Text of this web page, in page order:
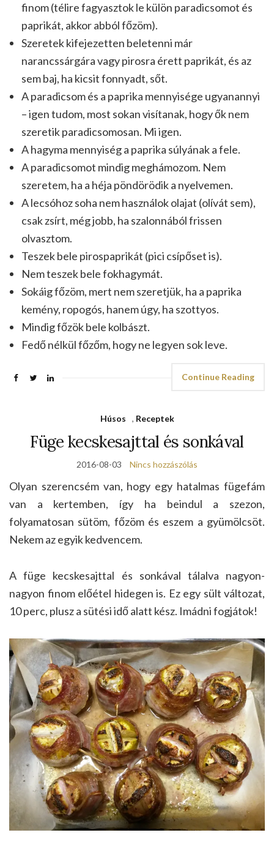
finom (télire fagyasztok le külön paradicsomot és
paprikát, akkor abból főzöm).
Szeretek kifejezetten beletenni már
narancssárgára vagy pirosra érett paprikát, és az
sem baj, ha kicsit fonnyadt, sőt.
A paradicsom és a paprika mennyisége ugyanannyi
– igen tudom, most sokan visítanak, hogy ők nem
szeretik paradicsomosan. Mi igen.
A hagyma mennyiség a paprika súlyának a fele.
A paradicsomot mindig meghámozom. Nem
szeretem, ha a héja pöndörödik a nyelvemen.
A lecsóhoz soha nem használok olajat (olívát sem),
csak zsírt, még jobb, ha szalonnából frissen
olvasztom.
Teszek bele pirospaprikát (pici csípőset is).
Nem teszek bele fokhagymát.
Sokáig főzöm, mert nem szeretjük, ha a paprika
kemény, ropogós, hanem úgy, ha szottyos.
Mindig főzök bele kolbászt.
Fedő nélkül főzőm, hogy ne legyen sok leve.
Continue Reading
Húsos , Receptek
Füge kecskesajttal és sonkával
2016-08-03 Nincs hozzászólás
Olyan szerencsém van, hogy egy hatalmas fügefám
van a kertemben, így ha beindul a szezon,
folyamatosan sütöm, főzöm és eszem a gyümölcsöt.
Nekem az egyik kedvencem.
A füge kecskesajttal és sonkával tálalva nagyon-
nagyon finom előétel hidegen is. Ez egy sült változat,
10 perc, plusz a sütési idő alatt kész. Imádni fogjátok!